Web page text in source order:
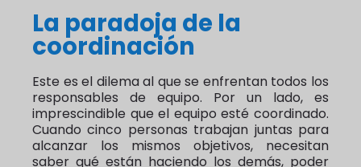
La paradoja de la
coordinación
Este es el dilema al que se enfrentan todos los
responsables de equipo. Por un lado, es
imprescindible que el equipo esté coordinado.
Cuando cinco personas trabajan juntas para
alcanzar los mismos objetivos, necesitan
saber qué están haciendo los demás, poder